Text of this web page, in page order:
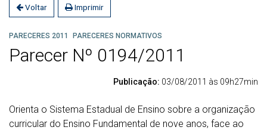
Voltar Imprimir
PARECERES 2011 PARECERES NORMATIVOS
Parecer Nº 0194/2011
Publicação: 03/08/2011 às 09h27min
Orienta o Sistema Estadual de Ensino sobre a organização
curricular do Ensino Fundamental de nove anos, face ao